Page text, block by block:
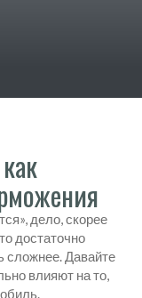
дело, скорее
достаточно
сложнее. Давайте
влияют на то,